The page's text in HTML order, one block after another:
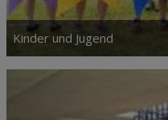
Kinder und Jugend